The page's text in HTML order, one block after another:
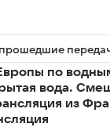
по
вода.
из